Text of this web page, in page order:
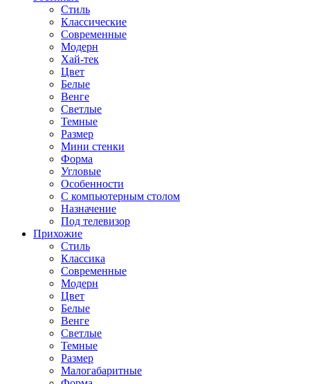
Стиль
Классические
Современные
Модерн
Хай-тек
Цвет
Белые
Венге
Светлые
Темные
Размер
Мини стенки
Форма
Угловые
Особенности
С компьютерным столом
Назначение
Под телевизор
Прихожие
Стиль
Классика
Современные
Модерн
Цвет
Белые
Венге
Светлые
Темные
Размер
Малогабаритные